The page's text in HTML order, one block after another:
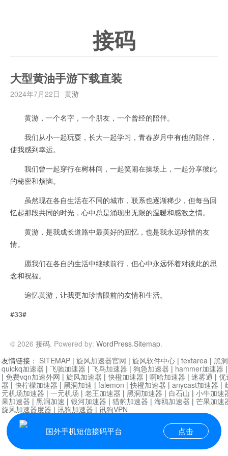
接码
大型黄油手游下载直装
2024年7月22日 黄游
黄游，一个名字，一个朋友，一个曾经的陪伴。
我们从小一起玩耍，长大一起学习，青春岁月中有他的陪伴，
使我感到幸运。
我们曾一起穿行在树林间，一起笑闹在操场上，一起分享彼此
的秘密和烦恼。
虽然现在各自生活在不同的城市，联系也逐渐稀少，但每当回
忆起那段共同的时光，心中总是涌现出无限的温暖和感激之情。
黄游，是我成长道路中最美好的回忆，也是我永远珍惜的友
情。
愿我们在各自的生活中继续前行，但心中永远怀着对彼此的思
念和祝福。
追忆黄游，让我更加珍惜眼前的友情和生活。
#33#
© 2026 接码. Powered by: WordPress.Sitemap.
国外手机短信接码平台 点击
友情链接： SITEMAP | 旋风加速器官网 | 旋风软件中心 | textarea | 黑
quickq加速器 | 飞驰加速器 | 飞鸟加速器 | 狗急加速器 | hammer加速器
| 免费vqn加速外网 | 旋风加速器 |快橙加速器 | 啊哈加速器 | 迷雾通 | 优
器 |快柠檬加速器 | 黑洞加速 | falemon |快橙加速器 | anycast加速器 |
元机场加速器 | 一元机场 | 老王加速器 | 黑洞加速器 | 白石山 | 小牛加速
果加速器 | 黑洞加速 | 银河加速器 | 猎豹加速器 | 海鸥加速器 | 芒果加速
旋风加速器度器 | 讯狗加速器 | 讯狗VPN